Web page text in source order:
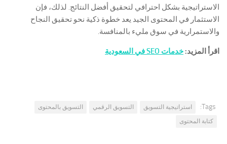
الاستراتيجية بشكل احترافي لتحقيق أفضل النتائج. لذلك، فإن
الاستثمار في المحتوى الجيد يعد خطوة ذكية نحو تحقيق النجاح
والاستمرارية في سوق مليء بالمنافسة.
اقرأ المزيد: خدمات SEO في السعودية
Tags: استراتيجية التسويق التسويق الرقمي
التسويق بالمحتوى
كتابة المحتوى